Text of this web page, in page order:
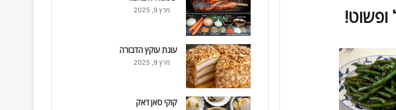
ופשוט! מרץ 9, 2025
עוגת עוקץ הדבורה
מרץ 9, 2025
קוקי סאן ז'אק